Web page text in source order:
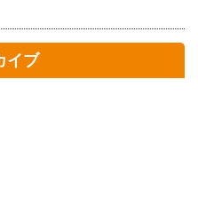
イブ